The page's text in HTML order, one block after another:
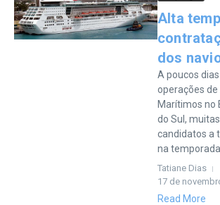
Alta
dos
A poucos
operações de
Marítimos no
do Sul,
candidatos a
na temporada
Tatiane Dias
17 de
Read More